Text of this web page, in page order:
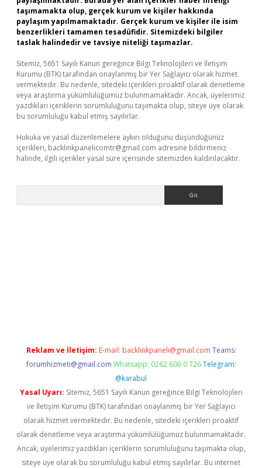
taşımamakta olup, gerçek kurum ve kişiler hakkında
paylaşım yapılmamaktadır. Gerçek kurum ve kişiler ile isim
benzerlikleri tamamen tesadüfidir. Sitemizdeki bilgiler
taslak halindedir ve tavsiye niteliği taşımazlar.
Sitemiz, 5651 Sayılı Kanun gereğince Bilgi Teknolojileri ve İletişim
Kurumu (BTK) tarafından onaylanmış bir Yer Sağlayıcı olarak hizmet
vermektedir. Bu nedenle, sitedeki içerikleri proaktif olarak denetleme
veya araştırma yükümlülüğümüz bulunmamaktadır. Ancak, üyelerimiz
yazdıkları içeriklerin sorumluluğunu taşımakta olup, siteye üye olarak
bu sorumluluğu kabul etmiş sayılırlar.
Hukuka ve yasal düzenlemelere aykırı olduğunu düşündüğünüz
içerikleri, backlinkpanelicomtr@gmail.com adresine bildirmeniz
halinde, ilgili içerikler yasal süre içerisinde sitemizden kaldırılacaktır.
Reklam ve İletişim: E-mail: backlinkpaneli@gmail.com Teams:
forumhizmeti@gmail.com Whatsapp: 0262 606 0 726 Telegram:
@karabul
Yasal Uyarı: Sitemiz, 5651 Sayılı Kanun gereğince Bilgi Teknolojileri
ve İletişim Kurumu (BTK) tarafından onaylanmış bir Yer Sağlayıcı
olarak hizmet vermektedir. Bu nedenle, sitedeki içerikleri proaktif
olarak denetleme veya araştırma yükümlülüğümüz bulunmamaktadır.
Ancak, üyelerimiz yazdıkları içeriklerin sorumluluğunu taşımakta olup,
siteye üye olarak bu sorumluluğu kabul etmiş sayılırlar. Bu internet